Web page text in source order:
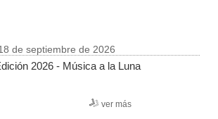
de septiembre de 2026
2026 - Música a la Luna
ver más